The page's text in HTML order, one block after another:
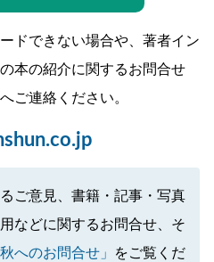
ドできない場合や、著者イン
本の紹介に関するお問合せ
ご連絡ください。
ご意見、書籍・記事・写真
などに関するお問合せ、そ
へのお問合せ」
をご覧くだ